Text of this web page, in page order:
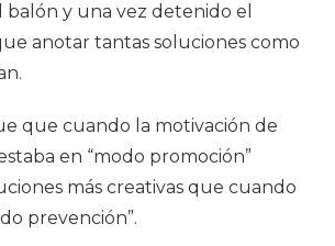
y una vez detenido el
anotar tantas soluciones como
que cuando la motivación de
en “modo promoción”
más creativas que cuando
prevención”.